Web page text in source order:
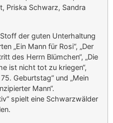
Priska Schwarz, Sandra
der guten Unterhaltung
„Ein Mann für Rosi“, „Der
des Herrn Blümchen“, „Die
ist nicht tot zu kriegen“,
75. Geburtstag“ und „Mein
Mann“.
spielt eine Schwarzwälder